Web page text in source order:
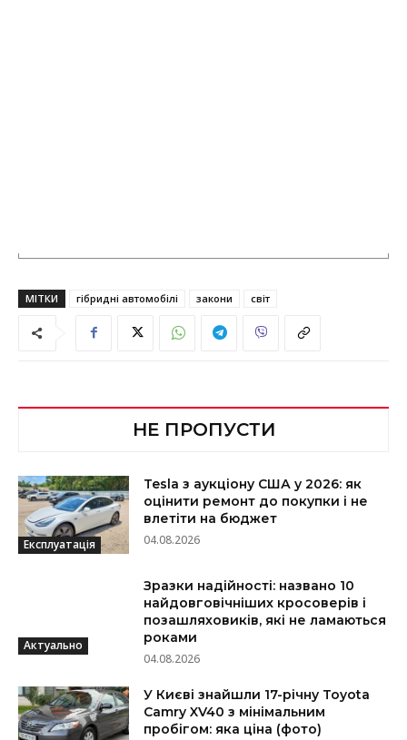
МІТКИ гібридні автомобілі закони світ
НЕ ПРОПУСТИ
Експлуатація
Tesla з аукціону США у 2026: як
оцінити ремонт до покупки і не
влетіти на бюджет
04.08.2026
Актуально
Зразки надійності: названо 10
найдовговічніших кросоверів і
позашляховиків, які не ламаються
роками
04.08.2026
У Києві знайшли 17-річну Toyota
Camry XV40 з мінімальним
пробігом: яка ціна (фото)